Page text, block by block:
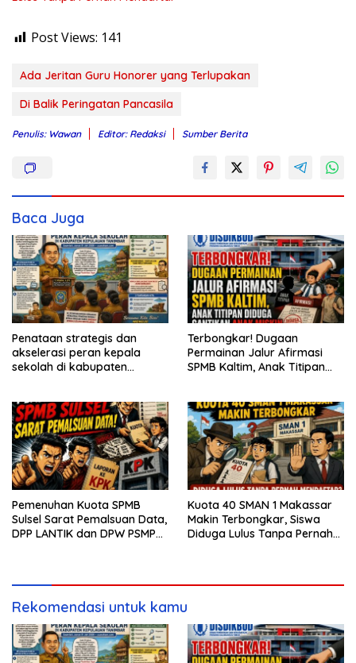
Post Views: 141
Ada Jeritan Guru Honorer yang Terlupakan
Di Balik Peringatan Pancasila
Penulis: Wawan Editor: Redaksi Sumber Berita
Baca Juga
Penataan strategis dan
akselerasi peran kepala
sekolah di kabupaten
Terbongkar! Dugaan
Permainan Jalur Afirmasi
SPMB Kaltim, Anak Titipan
Pemenuhan Kuota SPMB
Sulsel Sarat Pemalsuan Data,
DPP LANTIK dan DPW PSMP
Kuota 40 SMAN 1 Makassar
Makin Terbongkar, Siswa
Diduga Lulus Tanpa Pernah
Rekomendasi untuk kamu